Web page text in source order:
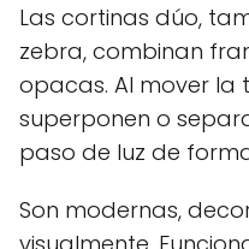
Las cortinas dúo,
zebra, combinan
opacas. Al mover la
superponen o
paso de luz de
Son modernas,